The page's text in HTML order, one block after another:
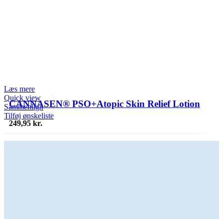
Læs mere
Quick view
Sammenlign
Tilføj ønskeliste
CANNASEN® PSO+Atopic Skin Relief Lotion
249,95 kr.